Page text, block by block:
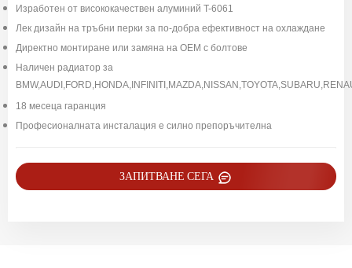
Изработен от висококачествен алуминий T-6061
Лек дизайн на тръбни перки за по-добра ефективност на охлаждане
Директно монтиране или замяна на OEM с болтове
Наличен радиатор за
18 месеца гаранция
Професионалната инсталация е силно препоръчителна
ЗАПИТВАНЕ СЕГА